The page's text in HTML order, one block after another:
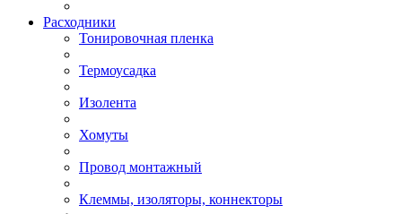
Расходники
Тонировочная пленка
Термоусадка
Изолента
Хомуты
Провод монтажный
Клеммы, изоляторы, коннекторы